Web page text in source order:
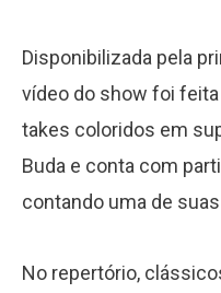
Disponibilizada pela
vídeo do show foi
takes coloridos em
Buda e conta com
contando uma de
No repertório,